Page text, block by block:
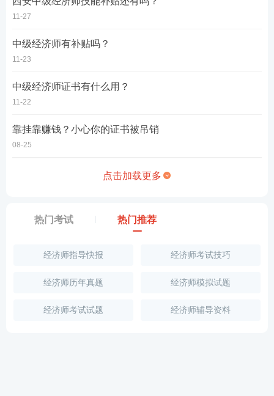
11-27
中级经济师有补贴吗？
11-23
中级经济师证书有什么用？
11-22
靠挂靠赚钱？小心你的证书被吊销
08-25
点击加载更多
热门考试 热门推荐
经济师指导快报 经济师考试技巧
经济师历年真题 经济师模拟试题
经济师考试试题 经济师辅导资料